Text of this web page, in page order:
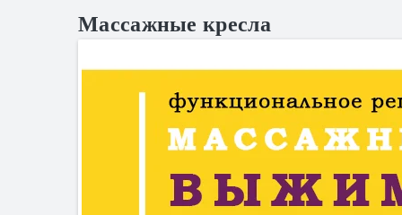
Массажные кресла